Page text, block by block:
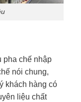
pha chế nhập
nói chung,
khách hàng có
liệu chất